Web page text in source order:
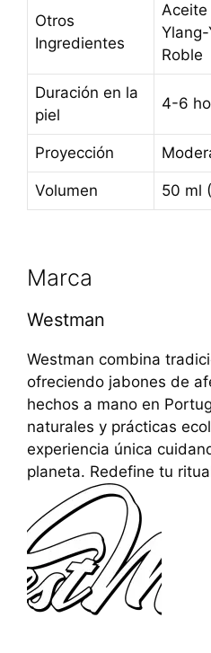
Otros
Ingredientes
Aceite
Roble
Duración en la
piel
4-6
Proyección
Volumen 50 ml
Marca
Westman
Westman combina
ofreciendo jabones de
hechos a mano en
naturales y prácticas
experiencia única
planeta. Redefine tu